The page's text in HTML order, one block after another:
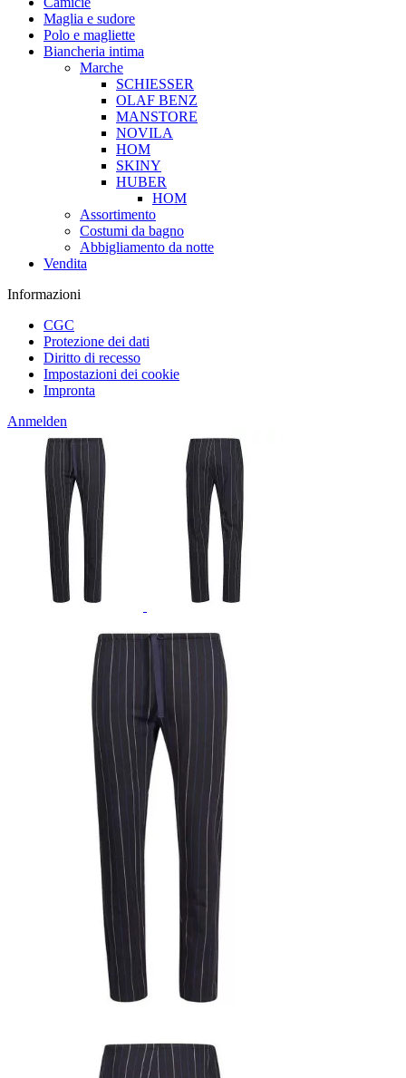
Maglia e sudore
Polo e magliette
Biancheria intima
Marche
SCHIESSER
OLAF BENZ
MANSTORE
NOVILA
HOM
SKINY
HUBER
HOM
Assortimento
Costumi da bagno
Abbigliamento da notte
Vendita
Informazioni
CGC
Protezione dei dati
Diritto di recesso
Impostazioni dei cookie
Impronta
Anmelden